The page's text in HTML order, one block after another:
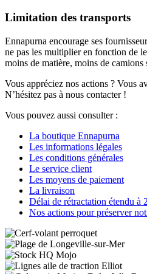
Limitation des transports
Ennapurna encourage ses
ne pas les multiplier en fonction de
moins de matière, moins de camions
Vous appréciez nos actions ? Vous
N’hésitez pas à nous contacter !
Vous pouvez aussi consulter :
La boutique Ennapurna
Les informations légales
Les conditions générales
Le service client
Les moyens de paiement
La livraison
Délai de rétractation étendu à
Nos actions pour préserver